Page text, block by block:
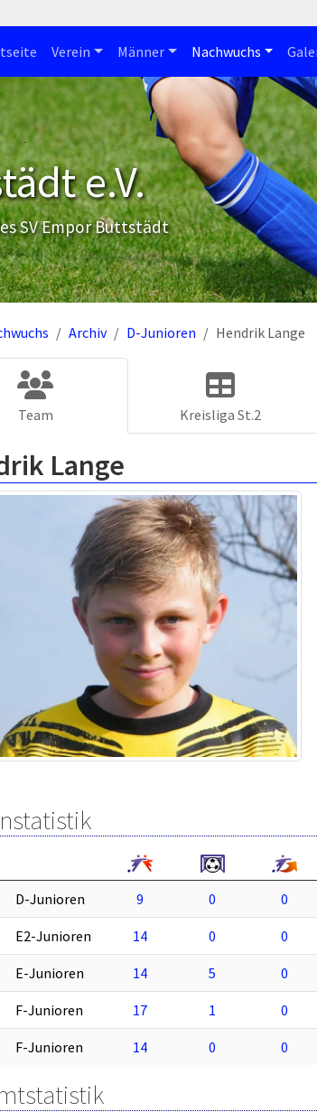
Verein Männer Nachwuchs
e.V.
SV Empor Buttstädt
Archiv D-Junioren Hendrik Lange
Team Kreisliga St.2
Lange
D-Junioren 9 0 0
E2-Junioren 14 0 0
E-Junioren 14 5 0
F-Junioren 17 1 0
F-Junioren 14 0 0